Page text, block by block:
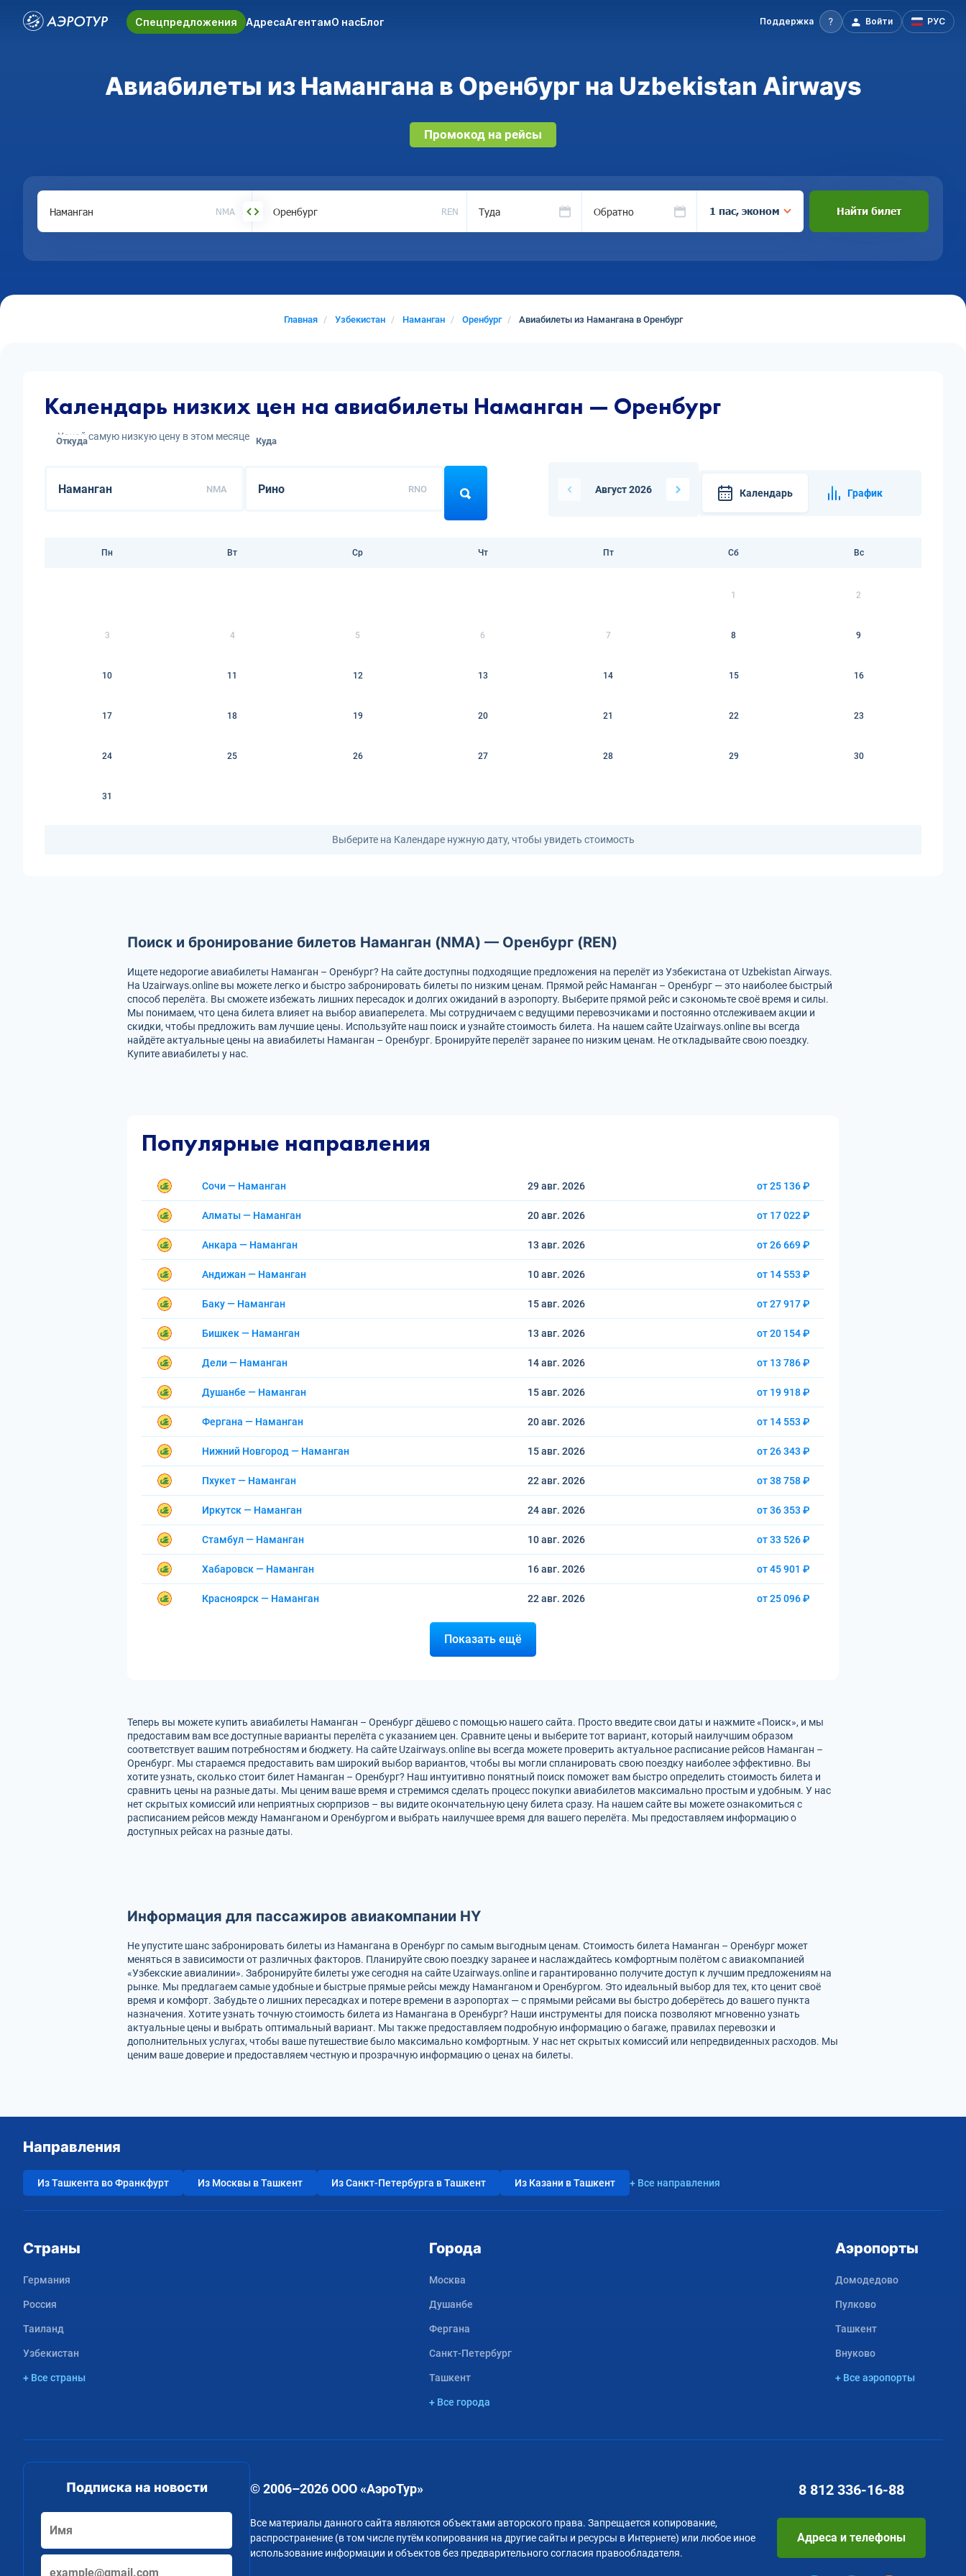
Спецпредложения АдресаАгентамО насБлог Поддержка Войти РУС
Авиабилеты из Намангана в Оренбург на Uzbekistan Airways
Промокод на рейсы
NMA REN Туда Обратно 1 пас, эконом Найти билет
Главная Узбекистан Наманган Оренбург Авиабилеты из Намангана в Оренбург
Календарь низких цен на авиабилеты Наманган — Оренбург
Узнай самую низкую цену в этом месяце
Откуда
NMA
Куда
RNO Август 2026 Календарь График
Пн Вт Ср Чт Пт Сб Вс
1 2
3 4 5 6 7 8 9
10 11 12 13 14 15 16
17 18 19 20 21 22 23
24 25 26 27 28 29 30
31
Выберите на Календаре нужную дату, чтобы увидеть стоимость
Поиск и бронирование билетов Наманган (NMA) — Оренбург (REN)
Ищете недорогие авиабилеты Наманган – Оренбург? На сайте доступны подходящие предложения на перелёт из Узбекистана от Uzbekistan Airways.
На Uzairways.online вы можете легко и быстро забронировать билеты по низким ценам. Прямой рейс Наманган – Оренбург — это наиболее быстрый
способ перелёта. Вы сможете избежать лишних пересадок и долгих ожиданий в аэропорту. Выберите прямой рейс и сэкономьте своё время и силы.
Мы понимаем, что цена билета влияет на выбор авиаперелета. Мы сотрудничаем с ведущими перевозчиками и постоянно отслеживаем акции и
скидки, чтобы предложить вам лучшие цены. Используйте наш поиск и узнайте стоимость билета. На нашем сайте Uzairways.online вы всегда
найдёте актуальные цены на авиабилеты Наманган – Оренбург. Бронируйте перелёт заранее по низким ценам. Не откладывайте свою поездку.
Купите авиабилеты у нас.
Популярные направления
Сочи — Наманган 29 авг. 2026 от 25 136 ₽
Алматы — Наманган 20 авг. 2026 от 17 022 ₽
Анкара — Наманган 13 авг. 2026 от 26 669 ₽
Андижан — Наманган 10 авг. 2026 от 14 553 ₽
Баку — Наманган 15 авг. 2026 от 27 917 ₽
Бишкек — Наманган 13 авг. 2026 от 20 154 ₽
Дели — Наманган 14 авг. 2026 от 13 786 ₽
Душанбе — Наманган 15 авг. 2026 от 19 918 ₽
Фергана — Наманган 20 авг. 2026 от 14 553 ₽
Нижний Новгород — Наманган 15 авг. 2026 от 26 343 ₽
Пхукет — Наманган 22 авг. 2026 от 38 758 ₽
Иркутск — Наманган 24 авг. 2026 от 36 353 ₽
Стамбул — Наманган 10 авг. 2026 от 33 526 ₽
Хабаровск — Наманган 16 авг. 2026 от 45 901 ₽
Красноярск — Наманган 22 авг. 2026 от 25 096 ₽
Показать ещё
Теперь вы можете купить авиабилеты Наманган – Оренбург дёшево с помощью нашего сайта. Просто введите свои даты и нажмите «Поиск», и мы
предоставим вам все доступные варианты перелёта с указанием цен. Сравните цены и выберите тот вариант, который наилучшим образом
соответствует вашим потребностям и бюджету. На сайте Uzairways.online вы всегда можете проверить актуальное расписание рейсов Наманган –
Оренбург. Мы стараемся предоставить вам широкий выбор вариантов, чтобы вы могли спланировать свою поездку наиболее эффективно. Вы
хотите узнать, сколько стоит билет Наманган – Оренбург? Наш интуитивно понятный поиск поможет вам быстро определить стоимость билета и
сравнить цены на разные даты. Мы ценим ваше время и стремимся сделать процесс покупки авиабилетов максимально простым и удобным. У нас
нет скрытых комиссий или неприятных сюрпризов – вы видите окончательную цену билета сразу. На нашем сайте вы можете ознакомиться с
расписанием рейсов между Наманганом и Оренбургом и выбрать наилучшее время для вашего перелёта. Мы предоставляем информацию о
доступных рейсах на разные даты.
Информация для пассажиров авиакомпании HY
Не упустите шанс забронировать билеты из Намангана в Оренбург по самым выгодным ценам. Стоимость билета Наманган – Оренбург может
меняться в зависимости от различных факторов. Планируйте свою поездку заранее и наслаждайтесь комфортным полётом с авиакомпанией
«Узбекские авиалинии». Забронируйте билеты уже сегодня на сайте Uzairways.online и гарантированно получите доступ к лучшим предложениям на
рынке. Мы предлагаем самые удобные и быстрые прямые рейсы между Наманганом и Оренбургом. Это идеальный выбор для тех, кто ценит своё
время и комфорт. Забудьте о лишних пересадках и потере времени в аэропортах — с прямыми рейсами вы быстро доберётесь до вашего пункта
назначения. Хотите узнать точную стоимость билета из Намангана в Оренбург? Наши инструменты для поиска позволяют мгновенно узнать
актуальные цены и выбрать оптимальный вариант. Мы также предоставляем подробную информацию о багаже, правилах перевозки и
дополнительных услугах, чтобы ваше путешествие было максимально комфортным. У нас нет скрытых комиссий или непредвиденных расходов. Мы
ценим ваше доверие и предоставляем честную и прозрачную информацию о ценах на билеты.
Направления
Из Ташкента во Франкфурт Из Москвы в Ташкент Из Санкт-Петербурга в Ташкент Из Казани в Ташкент + Все направления
Страны
Германия
Россия
Таиланд
Узбекистан
+ Все страны
Города
Москва
Душанбе
Фергана
Санкт-Петербург
Ташкент
+ Все города
Аэропорты
Домодедово
Пулково
Ташкент
Внуково
+ Все аэропорты
Подписка на новости © 2006–2026 ООО «АэроТур»
Все материалы данного сайта являются объектами авторского права. Запрещается копирование,
распространение (в том числе путём копирования на другие сайты и ресурсы в Интернете) или любое иное
использование информации и объектов без предварительного согласия правообладателя.
8 812 336-16-88
Адреса и телефоны